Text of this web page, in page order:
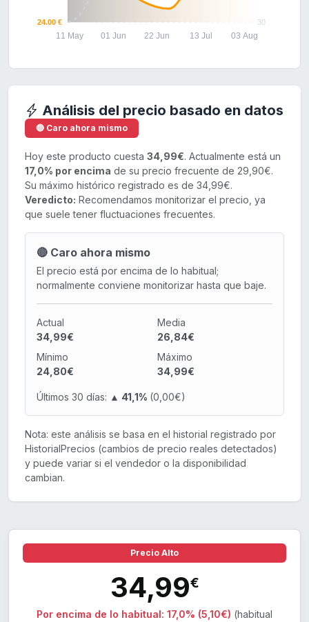
30
24.00 €
11 May 01 Jun 22 Jun 13 Jul 03 Aug
Análisis del precio basado en datos
🔴 Caro ahora mismo
Hoy este producto cuesta 34,99€. Actualmente está un
17,0% por encima de su precio frecuente de 29,90€.
Su máximo histórico registrado es de 34,99€.
Veredicto: Recomendamos monitorizar el precio, ya
que suele tener fluctuaciones frecuentes.
🔴 Caro ahora mismo
El precio está por encima de lo habitual;
normalmente conviene monitorizar hasta que baje.
Actual
34,99€
Media
26,84€
Mínimo
24,80€
Máximo
34,99€
Últimos 30 días: ▲ 41,1% (0,00€)
Nota: este análisis se basa en el historial registrado por
HistorialPrecios (cambios de precio reales detectados)
y puede variar si el vendedor o la disponibilidad
cambian.
Precio Alto
34,99€
Por encima de lo habitual: 17,0% (5,10€) (habitual